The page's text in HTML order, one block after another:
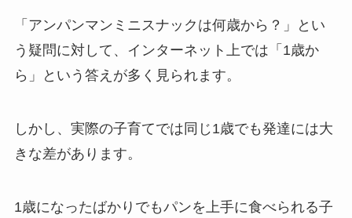
「アンパンマンミニスナックは何歳から？」とい
う疑問に対して、インターネット上では「1歳か
ら」という答えが多く見られます。
しかし、実際の子育てでは同じ1歳でも発達には大
きな差があります。
1歳になったばかりでもパンを上手に食べられる子